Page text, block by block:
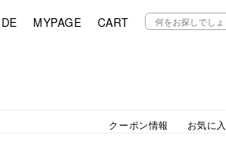
MYPAGE CART
クーポン情報
お気に